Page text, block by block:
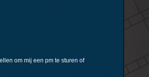
om mij een pm te sturen of